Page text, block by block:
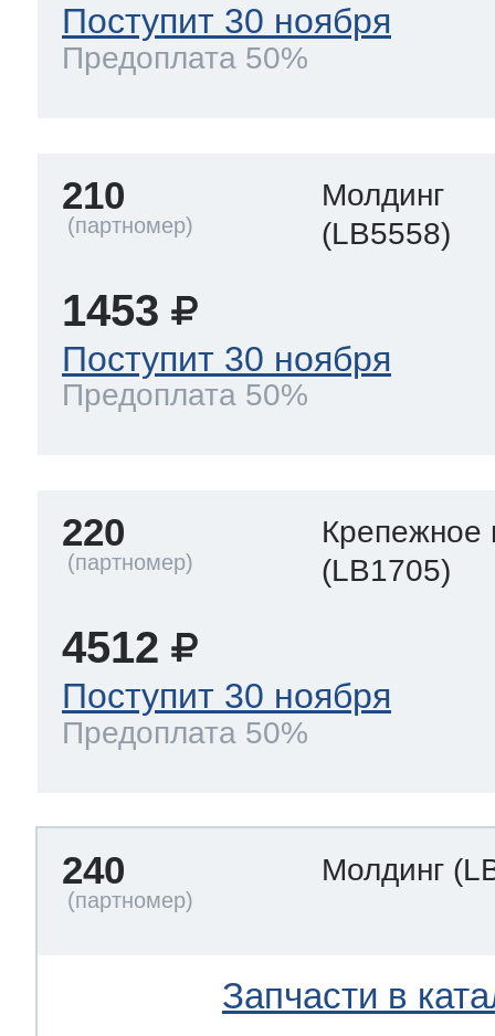
Поступит 30 ноября
Предоплата 50%
210
Молдинг
(LB5558)
1453
Поступит 30 ноября
Предоплата 50%
220
Крепежное
(LB1705)
4512
Поступит 30 ноября
Предоплата 50%
240 Молдинг
Запчасти в